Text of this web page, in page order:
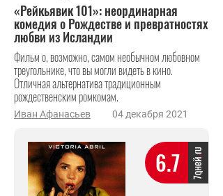
«Рейкьявик 101»: неординарная
комедия о Рождестве и превратностях
любви из Исландии
Фильм о, возможно, самом необычном любовном
треугольнике, что вы могли видеть в кино.
Отличная альтернатива традиционным
рождественским ромкомам.
Иван Афанасьев 04 декабря 2021
6.7